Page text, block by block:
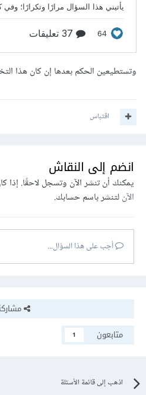
وتستطيعين الحكم بعدها إن كان هذا
اقتباس
انضم إلى النقاش
يمكنك أن تنشر الآن وتسجل لاحقًا. إذا
الآنلتنشر باسم حسابك.
أجب على هذا السؤال...
متابعون
1
اذهب إلى قائمة الأسئلة